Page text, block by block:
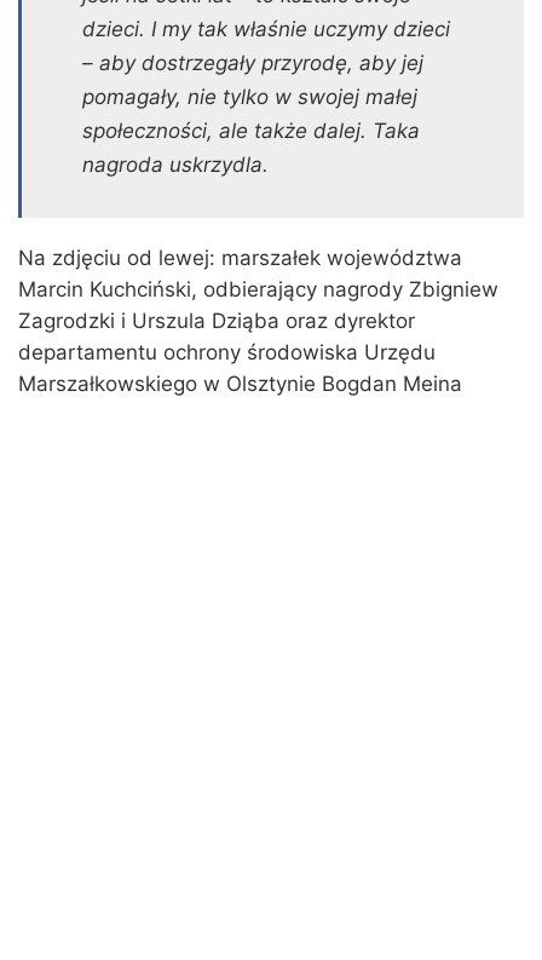
dzieci. I my tak właśnie uczymy dzieci
– aby dostrzegały przyrodę, aby jej
pomagały, nie tylko w swojej małej
społeczności, ale także dalej. Taka
nagroda uskrzydla.
Na zdjęciu od lewej: marszałek województwa
Marcin Kuchciński, odbierający nagrody Zbigniew
Zagrodzki i Urszula Dziąba oraz dyrektor
departamentu ochrony środowiska Urzędu
Marszałkowskiego w Olsztynie Bogdan Meina